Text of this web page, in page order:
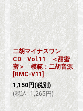
二胡マイナスワン
CD Vol.11 ＜甜蜜
蜜＞ 模範：二胡音源
[RMC-V11]
1,150円 (税別)
(税込: 1,265 円)